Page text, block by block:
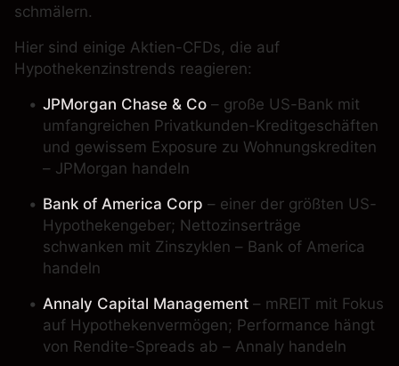
schmälern.
Hier sind einige Aktien-CFDs, die auf
Hypothekenzinstrends reagieren:
JPMorgan Chase & Co – große US-Bank mit
umfangreichen Privatkunden-Kreditgeschäften
und gewissem Exposure zu Wohnungskrediten
– JPMorgan handeln
Bank of America Corp – einer der größten US-
Hypothekengeber; Nettozinserträge
schwanken mit Zinszyklen – Bank of America
handeln
Annaly Capital Management – mREIT mit Fokus
auf Hypothekenvermögen; Performance hängt
von Rendite-Spreads ab – Annaly handeln